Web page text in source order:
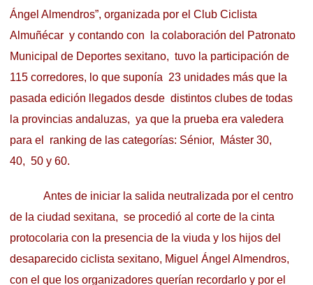
Ángel Almendros”, organizada por el Club Ciclista
Almuñécar y contando con la colaboración del Patronato
Municipal de Deportes sexitano, tuvo la participación de
115 corredores, lo que suponía 23 unidades más que la
pasada edición llegados desde distintos clubes de todas
la provincias andaluzas, ya que la prueba era valedera
para el ranking de las categorías: Sénior, Máster 30,
40, 50 y 60.
Antes de iniciar la salida neutralizada por el centro
de la ciudad sexitana, se procedió al corte de la cinta
protocolaria con la presencia de la viuda y los hijos del
desaparecido ciclista sexitano, Miguel Ángel Almendros,
con el que los organizadores querían recordarlo y por el